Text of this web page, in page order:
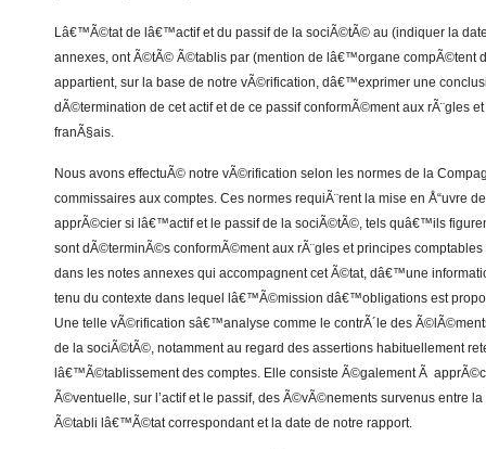
Lâ€™Ã©tat de lâ€™actif et du passif de la sociÃ©tÃ© au (indiquer la
annexes, ont Ã©tÃ© Ã©tablis par (mention de lâ€™organe compÃ©tent
appartient, sur la base de notre vÃ©rification, dâ€™exprimer une
dÃ©termination de cet actif et de ce passif conformÃ©ment aux rÃ¨gles
franÃ§ais.
Nous avons effectuÃ© notre vÃ©rification selon les normes de la
commissaires aux comptes. Ces normes requiÃ¨rent la mise en Å“uvre
apprÃ©cier si lâ€™actif et le passif de la sociÃ©tÃ©, tels quâ€™ils
sont dÃ©terminÃ©s conformÃ©ment aux rÃ¨gles et principes
dans les notes annexes qui accompagnent cet Ã©tat, dâ€™une
tenu du contexte dans lequel lâ€™Ã©mission dâ€™obligations est
Une telle vÃ©rification sâ€™analyse comme le contrÃ´le des
de la sociÃ©tÃ©, notamment au regard des assertions habituellement
lâ€™Ã©tablissement des comptes. Elle consiste Ã©galement Ã
Ã©ventuelle, sur l’actif et le passif, des Ã©vÃ©nements survenus entre
Ã©tabli lâ€™Ã©tat correspondant et la date de notre rapport.